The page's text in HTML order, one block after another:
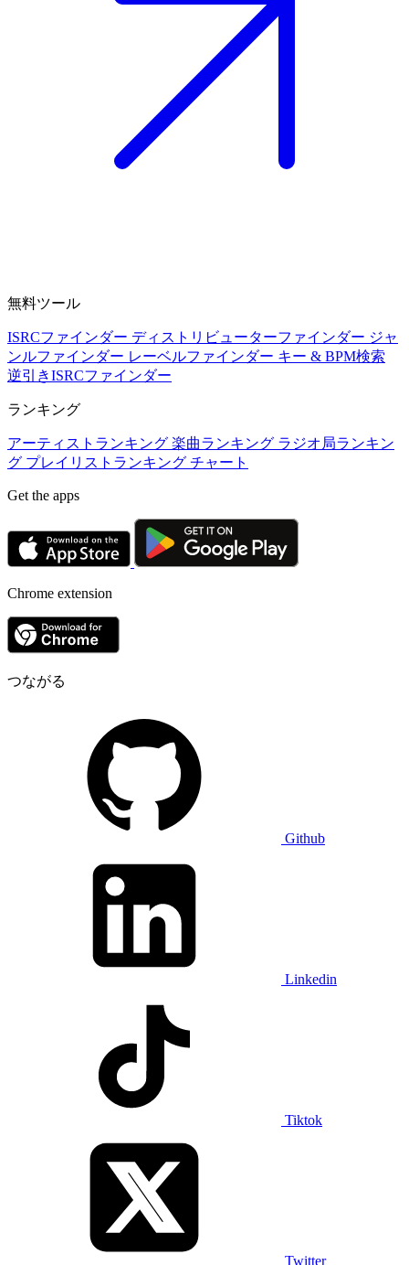
無料ツール
ISRCファインダー ディストリビューターファインダー ジャ
ンルファインダー レーベルファインダー キー & BPM検索
逆引きISRCファインダー
ランキング
アーティストランキング 楽曲ランキング ラジオ局ランキン
グ プレイリストランキング チャート
Get the apps
Chrome extension
つながる
Github
Linkedin
Tiktok
Twitter